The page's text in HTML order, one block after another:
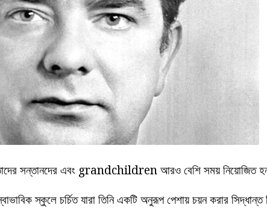
সন্তানদের এবং grandchildren আরও বেশি সময় নিয়োজিত
স্কুলে চর্চিত যারা তিনি একটি অনুরূপ পেশায় চয়ন করার সিদ্ধান্ত